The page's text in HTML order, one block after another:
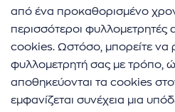
από ένα προκαθορισμένο
περισσότεροι φυλλομετρητές
cookies. Ωστόσο, μπορείτε να
φυλλομετρητή σας με τρόπο,
αποθηκεύονται τα cookies
εμφανίζεται συνέχεια μια